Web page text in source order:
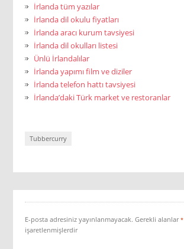
İrlanda tüm yazılar
İrlanda dil okulu fiyatları
İrlanda aracı kurum tavsiyesi
İrlanda dil okulları listesi
Ünlü İrlandalılar
İrlanda yapımı film ve diziler
İrlanda telefon hattı tavsiyesi
İrlanda’daki Türk market ve restoranlar
Tubbercurry
E-posta adresiniz yayınlanmayacak. Gerekli alanlar*
işaretlenmişlerdir